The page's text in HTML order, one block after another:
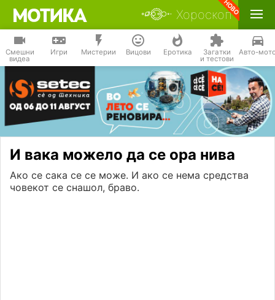
Хороскоп
Смешни
видеа
Игри Мистерии Вицови Еротика Загатки
и тестови
Авто-
И вака можело да се ора нива
Ако се сака се се може. И ако се нема средства
човекот се снашол, браво.